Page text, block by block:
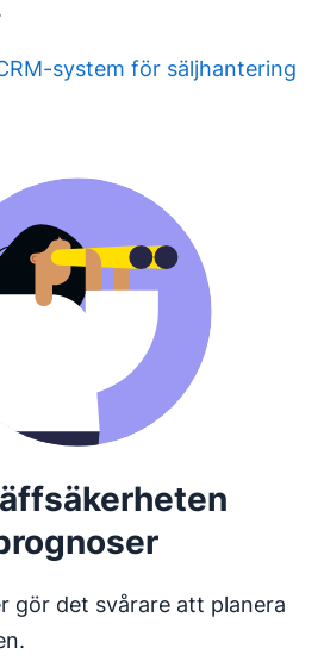
system för säljhantering
gör det svårare att planera